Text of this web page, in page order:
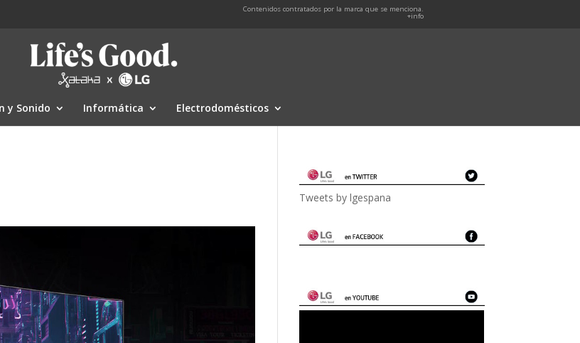
Contenidos contratados por la marca que se menciona.
+info
y Sonido Informática Electrodomésticos
Tweets by lgespana